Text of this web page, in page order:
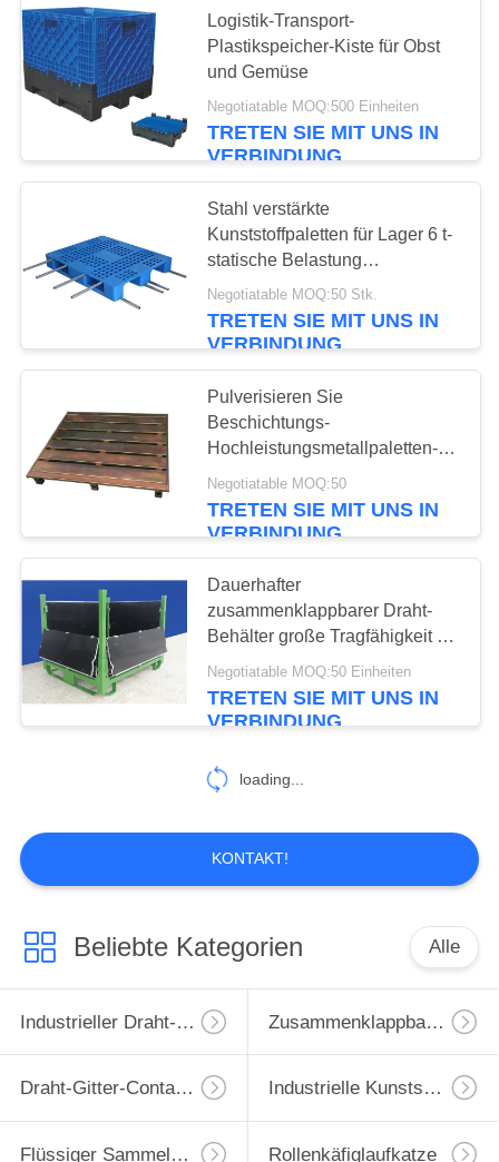
Rollenkäfiglaufkatze
13
Palettenregaldraht
Decking
6
Plastikspeicherkiste
38
Metallspeicher-
Palette
13
Logistik-Transport-
Plastikspeicher-Kiste für Obst
und Gemüse
Negotiatable MOQ:500 Einheiten
TRETEN SIE MIT UNS IN
VERBINDUNG
Stahl verstärkte
Kunststoffpaletten für Lager 6 t-
statische Belastung
1000X1000mm
Negotiatable MOQ:50 Stk.
TRETEN SIE MIT UNS IN
VERBINDUNG
Pulverisieren Sie
Beschichtungs-
Hochleistungsmetallpaletten-
langlebiges Gut 2/4 Möglichkeit
der Zugang
Negotiatable MOQ:50
TRETEN SIE MIT UNS IN
VERBINDUNG
Dauerhafter
zusammenklappbarer Draht-
Behälter große Tragfähigkeit mit
pp.-Blättern
Negotiatable MOQ:50 Einheiten
TRETEN SIE MIT UNS IN
VERBINDUNG
loading...
KONTAKT!
Beliebte Kategorien Alle
Industrieller Draht-Behälter Zusammenklappbarer Drahtbehälter
Draht-Gitter-Container Industrielle Kunststoffpalette
Flüssiger Sammelbehälter IBC Rollenkäfiglaufkatze